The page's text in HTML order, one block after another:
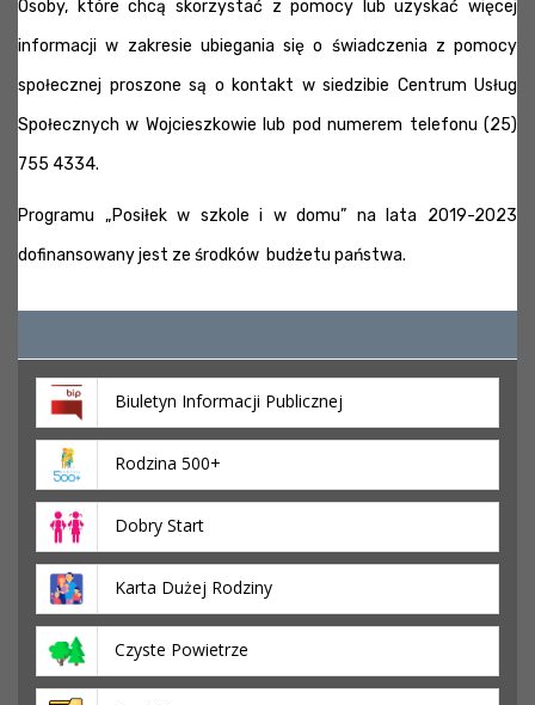
Osoby, które chcą skorzystać z pomocy lub uzyskać więcej
informacji w zakresie ubiegania się o świadczenia z pomocy
społecznej proszone są o kontakt w siedzibie Centrum Usług
Społecznych w Wojcieszkowie lub pod numerem telefonu (25)
755 4334.
Programu „Posiłek w szkole i w domu” na lata 2019-2023
dofinansowany jest ze środków budżetu państwa.
Biuletyn Informacji Publicznej
Rodzina 500+
Dobry Start
Karta Dużej Rodziny
Czyste Powietrze